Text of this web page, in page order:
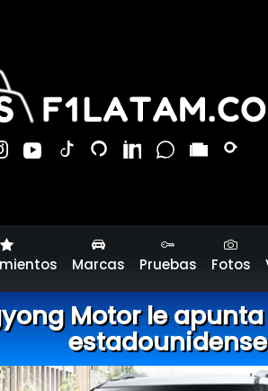
Marcas Pruebas Fotos
Motor le
estadounidense